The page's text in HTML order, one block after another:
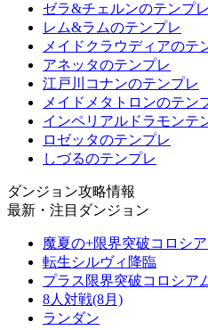
ゼラ&チェルンのテンプレ
レム&ラムのテンプレ
メイドクラウディアのテ
アネッタのテンプレ
江戸川コナンのテンプレ
メイドメタトロンのテン
インペリアルドラモンテ
ロゼッタのテンプレ
しづるのテンプレ
ダンジョン攻略情報
最新・注目ダンジョン
魔夏の+限界突破コロシ
転生シルヴィ降臨
プラス限界突破コロシア
8人対戦(8月)
ランダン